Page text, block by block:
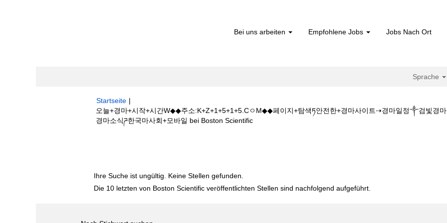
Bei uns arbeiten Empfohlene Jobs Jobs Nach Ort
Sprache
Startseite |
오늘+경마+시작+시간W◆◆주소:K+Z+1+5+1+5.CㅇM◆◆페이지+탐색ཏ안전한+경마사이트⇢경마일정༒검빛경
경마소식ཌ한국마사회+모바일 bei Boston Scientific(aktuelle
Ihre Suche ist ungültig. Keine Stellen gefunden.
Die 10 letzten von Boston Scientific veröffentlichten Stellen sind nachfolgend aufgeführt.